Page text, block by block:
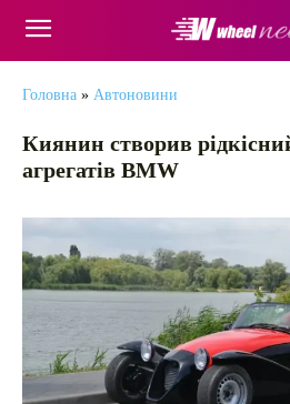
Головна » Автоновини
Киянин створив
агрегатів BMW